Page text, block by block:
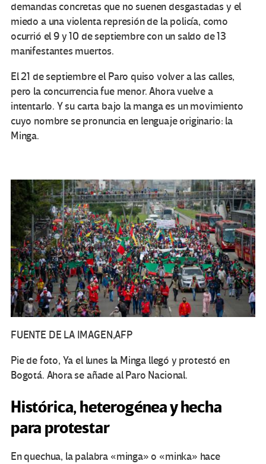
demandas concretas que no suenen desgastadas y el
miedo a una violenta represión de la policía, como
ocurrió el 9 y 10 de septiembre con un saldo de 13
manifestantes muertos.
El 21 de septiembre el Paro quiso volver a las calles,
pero la concurrencia fue menor. Ahora vuelve a
intentarlo. Y su carta bajo la manga es un movimiento
cuyo nombre se pronuncia en lenguaje originario: la
Minga.
FUENTE DE LA IMAGEN,AFP
Pie de foto, Ya el lunes la Minga llegó y protestó en
Bogotá. Ahora se añade al Paro Nacional.
Histórica, heterogénea y hecha
para protestar
En quechua, la palabra «minga» o «minka» hace